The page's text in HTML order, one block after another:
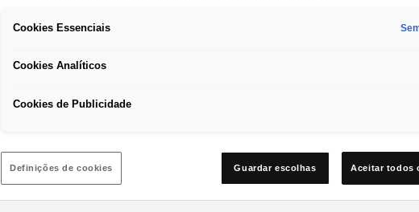
Mais é
pode
*A
veículos
Cookies Essenciais
Cookies Analíticos
Cookies de Publicidade
Definições de cookies Guardar escolhas Aceitar todos